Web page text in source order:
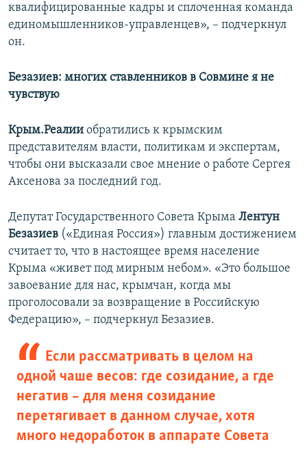
квалифицированные кадры и сплоченная команда
единомышленников-управленцев», – подчеркнул
он.
Безазиев: многих ставленников в Совмине я не
чувствую
Крым.Реалии обратились к крымским
представителям власти, политикам и экспертам,
чтобы они высказали свое мнение о работе Сергея
Аксенова за последний год.
Депутат Государственного Совета Крыма Лентун
Безазиев («Единая Россия») главным достижением
считает то, что в настоящее время население
Крыма «живет под мирным небом». «Это большое
завоевание для нас, крымчан, когда мы
проголосовали за возвращение в Российскую
Федерацию», – подчеркнул Безазиев.
Если рассматривать в целом на
одной чаше весов: где созидание, а где
негатив – для меня созидание
перетягивает в данном случае, хотя
много недоработок в аппарате Совета